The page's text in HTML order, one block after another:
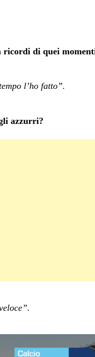
ricordi di quei
l’ho fatto”.
azzurri?